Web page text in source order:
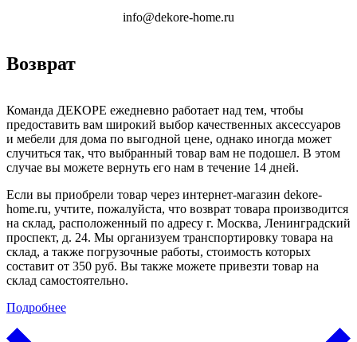
info@dekore-home.ru
Возврат
Команда ДЕКОРЕ ежедневно работает над тем, чтобы
предоставить вам широкий выбор качественных аксессуаров
и мебели для дома по выгодной цене, однако иногда может
случиться так, что выбранный товар вам не подошел. В этом
случае вы можете вернуть его нам в течение 14 дней.
Если вы приобрели товар через интернет-магазин dekore-
home.ru, учтите, пожалуйста, что возврат товара производится
на склад, расположенный по адресу г. Москва, Ленинградский
проспект, д. 24. Мы организуем транспортировку товара на
склад, а также погрузочные работы, стоимость которых
составит от 350 руб. Вы также можете привезти товар на
склад самостоятельно.
Подробнее